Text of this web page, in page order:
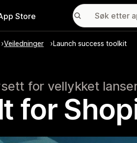
Store
Veiledninger Launch success toolkit
for vellykket
for